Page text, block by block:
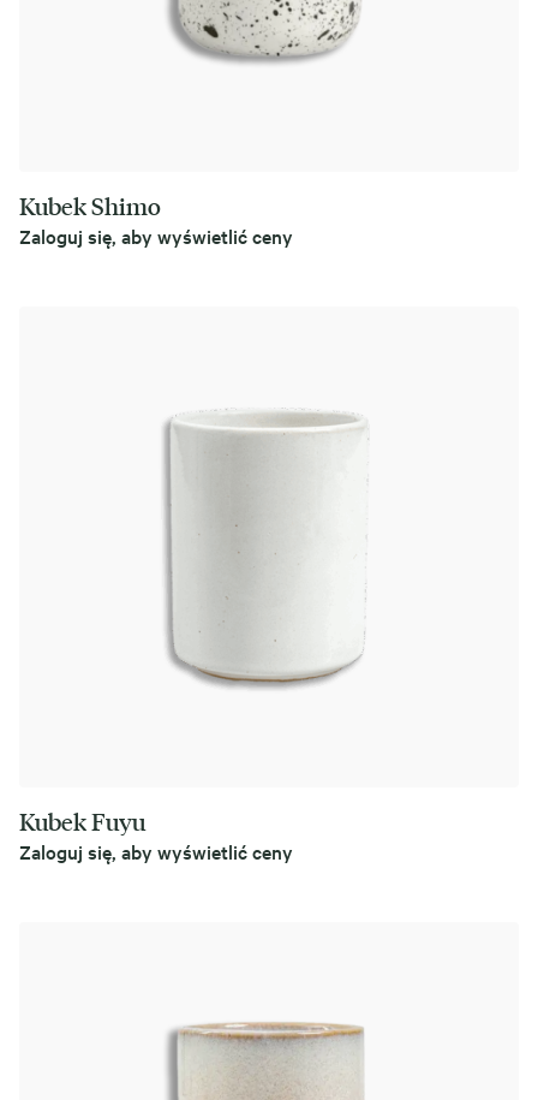
Kubek Shimo
Zaloguj się, aby wyświetlić ceny
Kubek Fuyu
Zaloguj się, aby wyświetlić ceny